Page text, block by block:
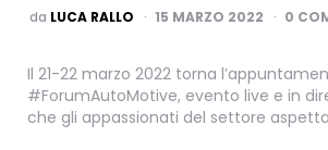
PUBBLICATO
da LUCA RALLO 15 MARZO 2022 0
Il 21-22 marzo 2022 torna
#ForumAutoMotive, evento live e in
che gli appassionati del settore